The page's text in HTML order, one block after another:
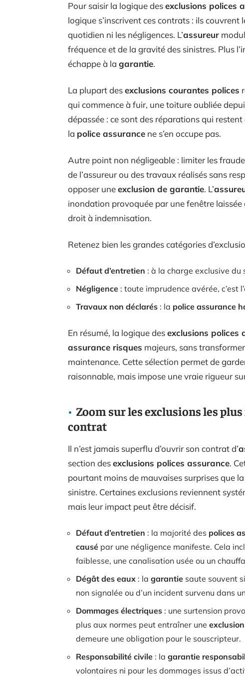
Pour saisir la logique desexclusions polices
logique s’inscrivent ces contrats : ils couvrent
quotidien ni les négligences. L’assureur
fréquence et de la gravité des sinistres. Plus
échappe à la garantie.
La plupart desexclusions courantes polices
qui commence à fuir, une toiture oubliée
dépassée : ce sont des réparations qui
la police assurance ne s’en occupe pas.
Autre point non négligeable : limiter les
de l’assureur ou des travaux réalisés sans
opposer uneexclusion de garantie. L’
inondation provoquée par une fenêtre
droit à indemnisation.
Retenez bien les grandes catégories
Défaut d’entretien : à la charge exclusive du
Négligence : toute imprudence avérée, c’est
Travaux non déclarés : la police assurance
En résumé, la logique desexclusions polices
assurance risques majeurs, sans
maintenance. Cette sélection permet de
raisonnable, mais impose une vraie rigueur
Zoom sur les exclusions les
contrat
Il n’est jamais superflu d’ouvrir son contrat d’
section desexclusions polices assurance.
pourtant moins de mauvaises surprises que
sinistre. Certaines exclusions reviennent
mais leur impact peut être décisif.
Défaut d’entretien : la majorité des polices
causé par une négligence manifeste. Cela
faiblesse, une canalisation usée ou un
Dégât des eaux : la garantie saute souvent
non signalée ou d’un incident survenu dans
Dommages électriques : une surtension
plus aux normes peut entraîner une
demeure une obligation pour le souscripteur.
Responsabilité civile : la garantie
volontaires ni pour les dommages issus